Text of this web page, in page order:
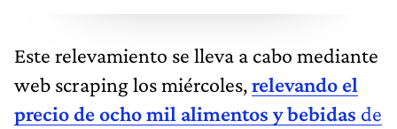
Este relevamiento se lleva a cabo mediante
web scraping los miércoles,relevando el
precio de ocho mil alimentos y bebidas de